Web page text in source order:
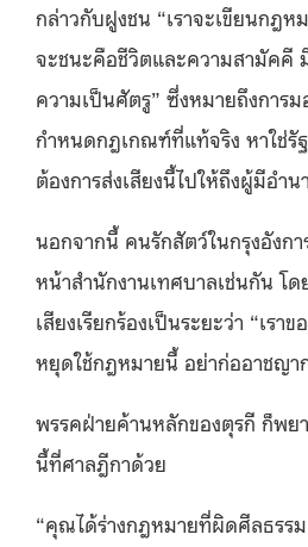
กล่าวกับฝูงชน “เราจะเขียนกฎ
จะชนะคือชีวิตและความสามัคคี
ความเป็นศัตรู” ซึ่งหมายถึงการ
กำหนดกฎเกณฑ์ที่แท้จริง หาใช่รั
ต้องการส่งเสียงนี้ไปให้ถึงผู้มีอำน
นอกจากนี้ คนรักสัตว์ในกรุงอังกา
หน้าสำนักงานเทศบาลเช่นกัน โ
เสียงเรียกร้องเป็นระยะว่า “เรา
หยุดใช้กฎหมายนี้ อย่าก่ออาชญา
พรรคฝ่ายค้านหลักของตุรกี ก็พย
นี้ที่ศาลฎีกาด้วย
“คุณได้ร่างกฎหมายที่ผิดศีลธรร